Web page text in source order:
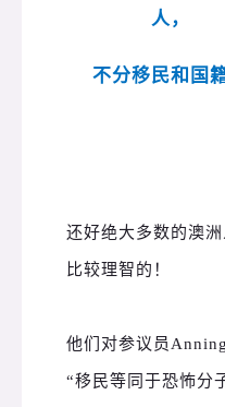
人，
不分移民和国籍
还好绝大多数的澳
比较理智的！
他们对参议员
“移民等同于恐怖分